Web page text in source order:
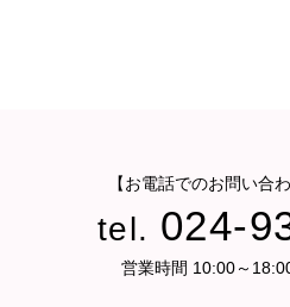
【お電話でのお問い合
tel. 024-
営業時間 10:00～